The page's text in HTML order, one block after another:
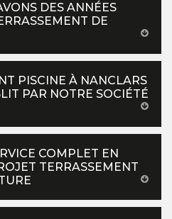
DES ANNÉES
DE
PISCINE À NANCLARS
PAR NOTRE SOCIÉTÉ
COMPLET EN
TERRASSEMENT